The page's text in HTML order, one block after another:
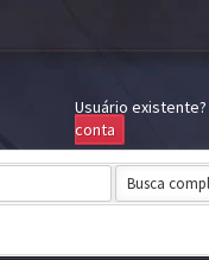
Usuário existente?
conta